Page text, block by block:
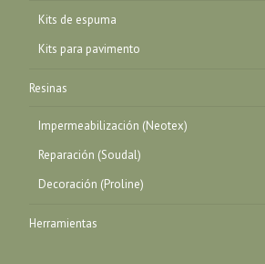
Kits de espuma
Kits para pavimento
Resinas
Impermeabilización (Neotex)
Reparación (Soudal)
Decoración (Proline)
Herramientas